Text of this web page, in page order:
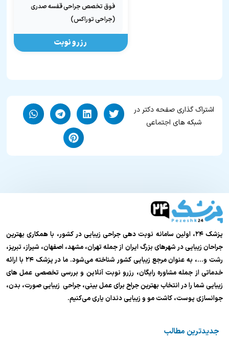
فوق تخصص جراحی قفسه صدری
(جراحی توراکس)
رزرو نوبت
اشتراک گذاری صفحه دکتر در
شبکه های اجتماعی
پزشک ۲۴، اولین سامانه نوبت دهی جراحی زیبایی در کشور، با همکاری بهترین
جراحان زیبایی در شهرهای بزرگ ایران از جمله تهران، مشهد، اصفهان، شیراز، تبریز،
رشت و…، به عنوان مرجع زیبایی کشور شناخته می‌شود. ما در پزشک ۲۴ با ارائه
خدماتی از جمله مشاوره رایگان، رزرو نوبت آنلاین و بررسی تخصصی عمل های
زیبایی شما را در انتخاب بهترین جراح برای عمل بینی، جراحی زیبایی صورت، بدن،
جوانسازی پوست، کاشت مو و زیبایی دندان یاری می‌کنیم.
جدیدترین مطالب